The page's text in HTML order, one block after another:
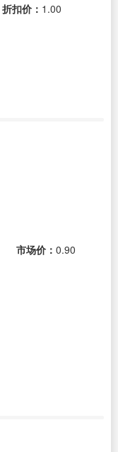
折扣价： 1.00
市场价： 0.90